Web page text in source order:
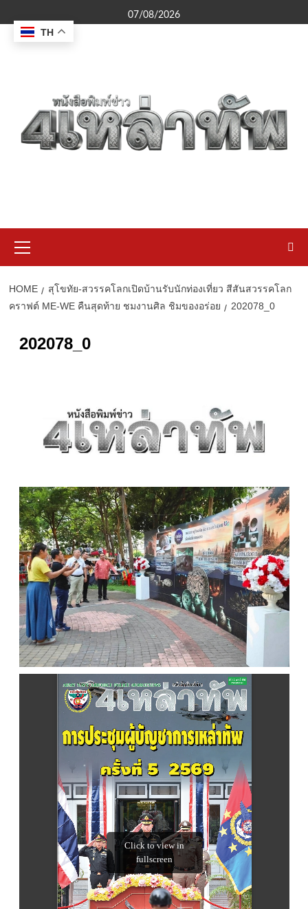
to
content
07/08/2026
Menu
HOME
สุโขทัย-สวรรคโลกเปิดบ้านรับนักท่องเที่ยว สีสันสวรรคโลก
คราฟต์ ME-WE คืนสุดท้าย ชมงานศิล ชิมของอร่อย
202078_0
202078_0
TH